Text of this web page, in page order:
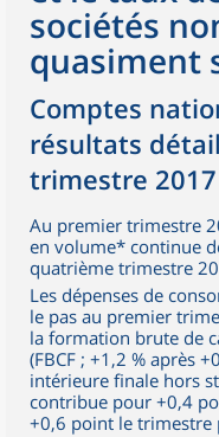
sociétés
quasiment
Comptes
résultats
trimestre 2017
Au premier trimestre
en volume* continue
quatrième trimestre
Les dépenses de
le pas au premier
la formation brute de
(FBCF ; +1,2 % après
intérieure finale hors
contribue pour +0,4
+0,6 point le trimestre